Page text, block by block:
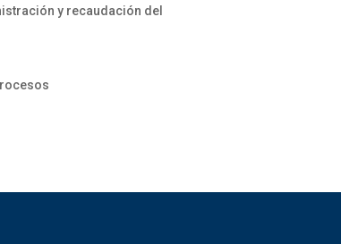
y recaudación del